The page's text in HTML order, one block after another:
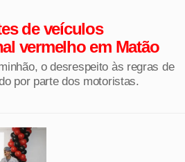
de veículos
vermelho em Matão
o desrespeito às regras de
por parte dos motoristas.